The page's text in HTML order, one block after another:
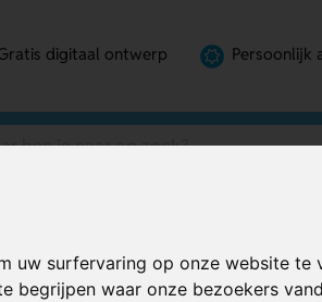
surfervaring op onze website te
begrijpen waar onze bezoekers
digitaal ontwerp Persoonlijk
Bereken mijn